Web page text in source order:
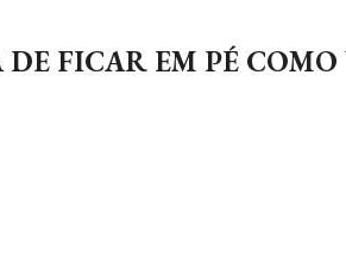
Skip to navigation
FICAR EM PÉ